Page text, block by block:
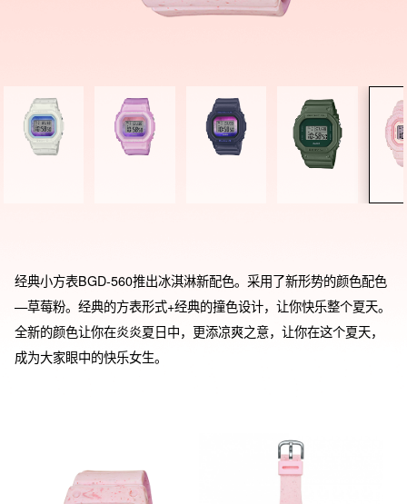
经典小方表BGD-560推出冰淇淋新配色。采用了新形势的颜色配色
—草莓粉。经典的方表形式+经典的撞色设计，让你快乐整个夏天。
全新的颜色让你在炎炎夏日中，更添凉爽之意，让你在这个夏天，
成为大家眼中的快乐女生。